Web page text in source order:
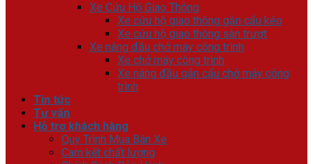
Xe Cứu Hộ Giao Thông
Xe cứu hộ giao thông gắn cẩu kéo
Xe cứu hộ giao thông sàn trượt
Xe nâng đầu chở máy công trình
Xe chở máy công trình
Xe nâng đầu gắn cẩu chở máy công
trình
Tin tức
Tư vấn
Hỗ trợ khách hàng
Quy Trình Mua Bán Xe
Cam kết chất lượng